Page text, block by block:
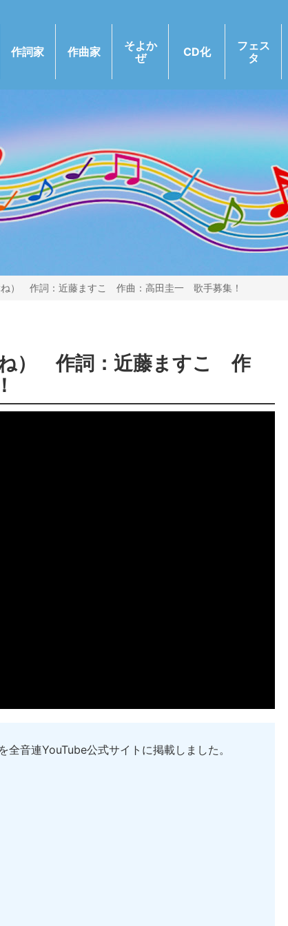
作詞家 作曲家
そよか
ぜ
CD化
フェス
タ
） 作詞：近藤ますこ 作曲：高田圭一 歌手募集！
） 作詞：近藤ますこ 作
を全音連YouTube公式サイトに掲載しました。